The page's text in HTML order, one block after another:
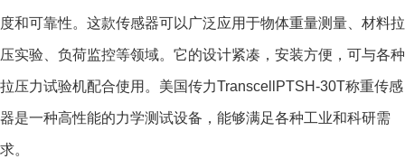
度和可靠性。这款传感器可以广泛应用于物体重量测量、材料拉
压实验、负荷监控等领域。它的设计紧凑，安装方便，可与各种
拉压力试验机配合使用。美国传力TranscellPTSH-30T称重传感
器是一种高性能的力学测试设备，能够满足各种工业和科研需
求。